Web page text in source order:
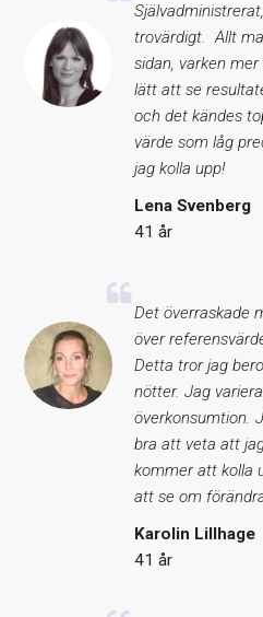
trovärdigt. Allt
sidan, varken
lätt att se
och det kändes
värde som låg
jag kolla upp!
Lena Svenberg
41 år
Det överraskade
över
Detta tror jag
nötter. Jag
överkonsumtion.
bra att veta att
kommer att kolla
att se om
Karolin Lillhage
41 år